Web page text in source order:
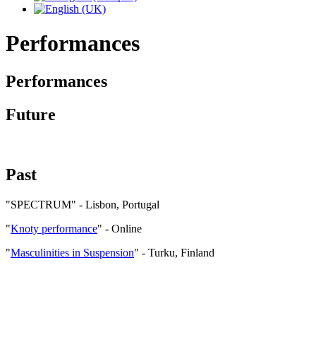
Performances
Performances
Future
Past
"SPECTRUM" - Lisbon, Portugal
"Knoty performance" - Online
"Masculinities in Suspension" - Turku, Finland